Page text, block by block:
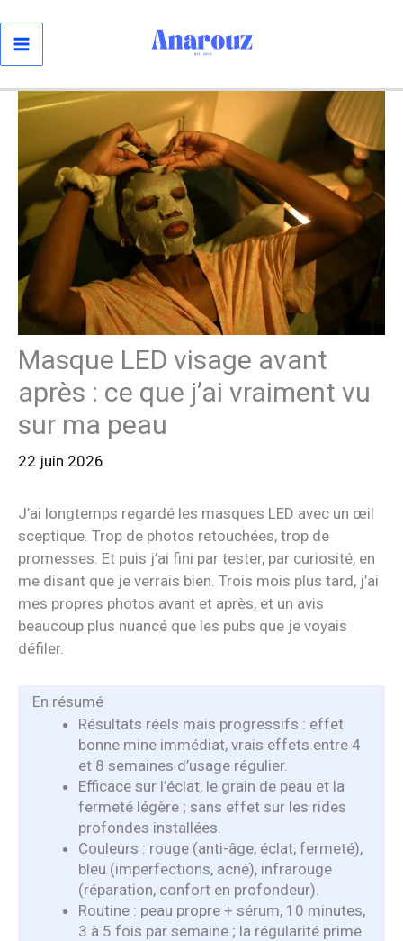
au
contenu
Masque LED visage avant
après : ce que j’ai vraiment vu
sur ma peau
22 juin 2026
J’ai longtemps regardé les masques LED avec un œil
sceptique. Trop de photos retouchées, trop de
promesses. Et puis j’ai fini par tester, par curiosité, en
me disant que je verrais bien. Trois mois plus tard, j’ai
mes propres photos avant et après, et un avis
beaucoup plus nuancé que les pubs que je voyais
défiler.
En résumé
Résultats réels mais progressifs : effet
bonne mine immédiat, vrais effets entre 4
et 8 semaines d’usage régulier.
Efficace sur l’éclat, le grain de peau et la
fermeté légère ; sans effet sur les rides
profondes installées.
Couleurs : rouge (anti-âge, éclat, fermeté),
bleu (imperfections, acné), infrarouge
(réparation, confort en profondeur).
Routine : peau propre + sérum, 10 minutes,
3 à 5 fois par semaine ; la régularité prime